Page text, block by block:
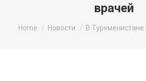
врачей
You are here:
Home Новости В